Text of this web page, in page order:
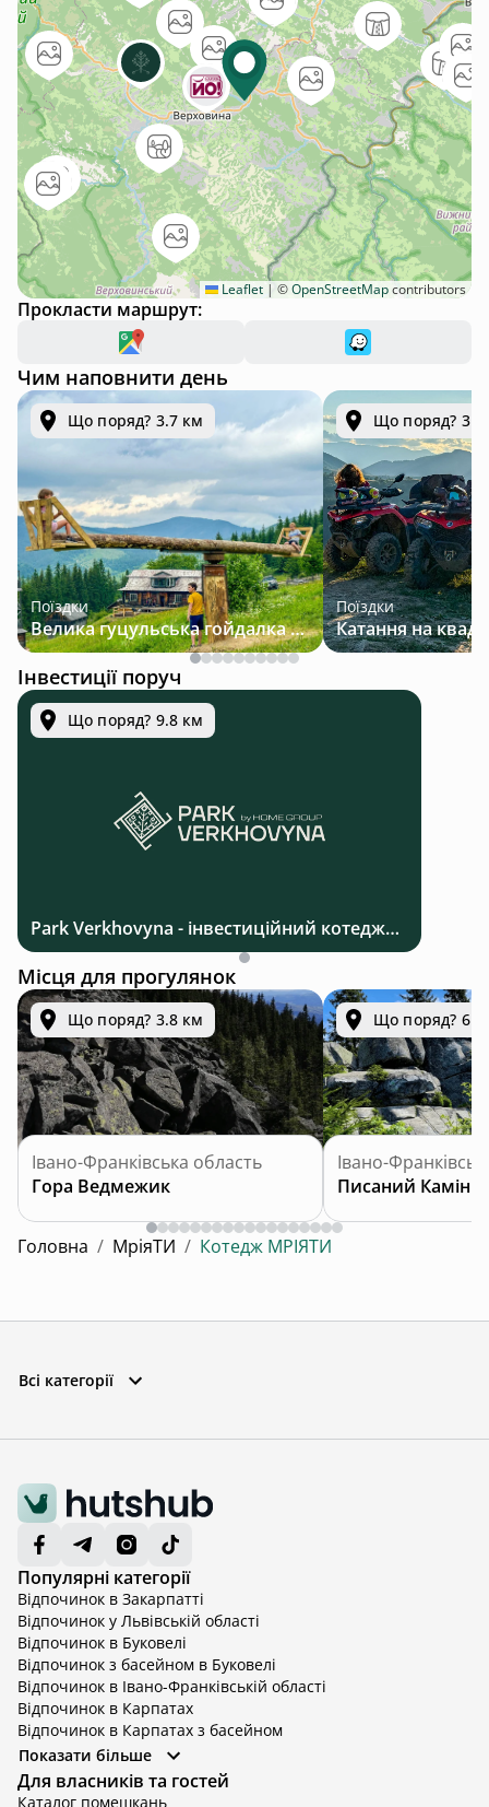
Leaflet | ©OpenStreetMapcontributors
Прокласти маршрут:
Чим наповнити день
Що поряд? 3.7 км
Поїздки
Велика гуцульська гойдалка — джип-тур у Карпатах
Що поряд? 3.7
Поїздки
Інвестиції поруч
Що поряд? 9.8 км
Park Verkhovyna - інвестиційний котеджний комплекс біля Верховини в Карпатах
Місця для прогулянок
Що поряд? 3.8 км
Івано-Франківська область
Гора Ведмежик
Що поряд? 6.2
Івано-
Писаний Камінь
Головна / МріяТИ / Котедж MРІЯТИ
Всі категорії
Популярні категорії
Відпочинок в Закарпатті
Відпочинок у Львівській області
Відпочинок в Буковелі
Відпочинок з басейном в Буковелі
Відпочинок в Івано-Франківській області
Відпочинок в Карпатах
Відпочинок в Карпатах з басейном
Відпочинок в Київській області
Відпочинок в Київській області з басейном
Відпочинок в Тернопільській області
Показати більше
Для власників та гостей
Каталог помешкань